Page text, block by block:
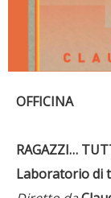
OFFICINA
RAGAZZI…
Laboratorio di